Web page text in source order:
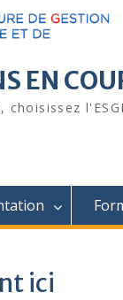
EN
ici